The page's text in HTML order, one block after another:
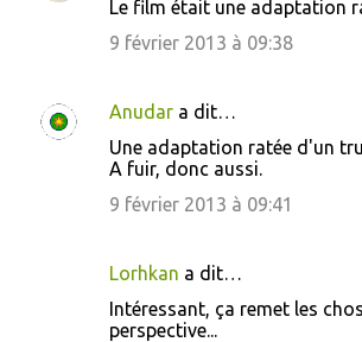
s
Le film était une adaptation
9 février 2013 à 09:38
Anudar a dit…
Une adaptation ratée d'un
A fuir, donc aussi.
9 février 2013 à 09:41
Lorhkan a dit…
Intéressant, ça remet les
perspective...